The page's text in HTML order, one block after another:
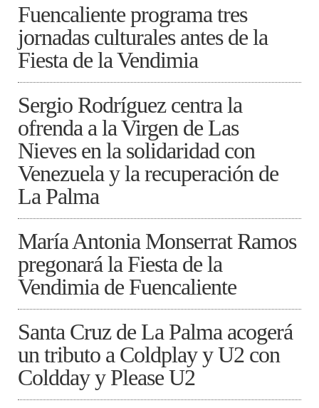
Fuencaliente programa tres
jornadas culturales antes de la
Fiesta de la Vendimia
Sergio Rodríguez centra la
ofrenda a la Virgen de Las
Nieves en la solidaridad con
Venezuela y la recuperación de
La Palma
María Antonia Monserrat Ramos
pregonará la Fiesta de la
Vendimia de Fuencaliente
Santa Cruz de La Palma acogerá
un tributo a Coldplay y U2 con
Coldday y Please U2